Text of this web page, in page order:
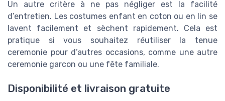
Un autre critère à ne pas négliger est la facilité
d’entretien. Les costumes enfant en coton ou en lin se
lavent facilement et sèchent rapidement. Cela est
pratique si vous souhaitez réutiliser la tenue
ceremonie pour d’autres occasions, comme une autre
ceremonie garcon ou une fête familiale.
Disponibilité et livraison gratuite